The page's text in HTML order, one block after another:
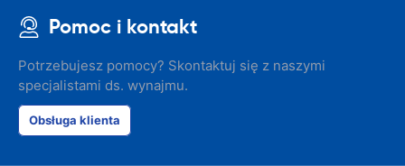
Pomoc i kontakt
Potrzebujesz pomocy? Skontaktuj się z naszymi
specjalistami ds. wynajmu.
Obsługa klienta